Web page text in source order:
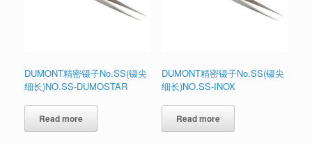
DUMONT精密镊子No.SS(镊尖
细长)NO.SS-DUMOSTAR
Read more
DUMONT精密镊子No.SS(镊尖
细长)NO.SS-INOX
Read more